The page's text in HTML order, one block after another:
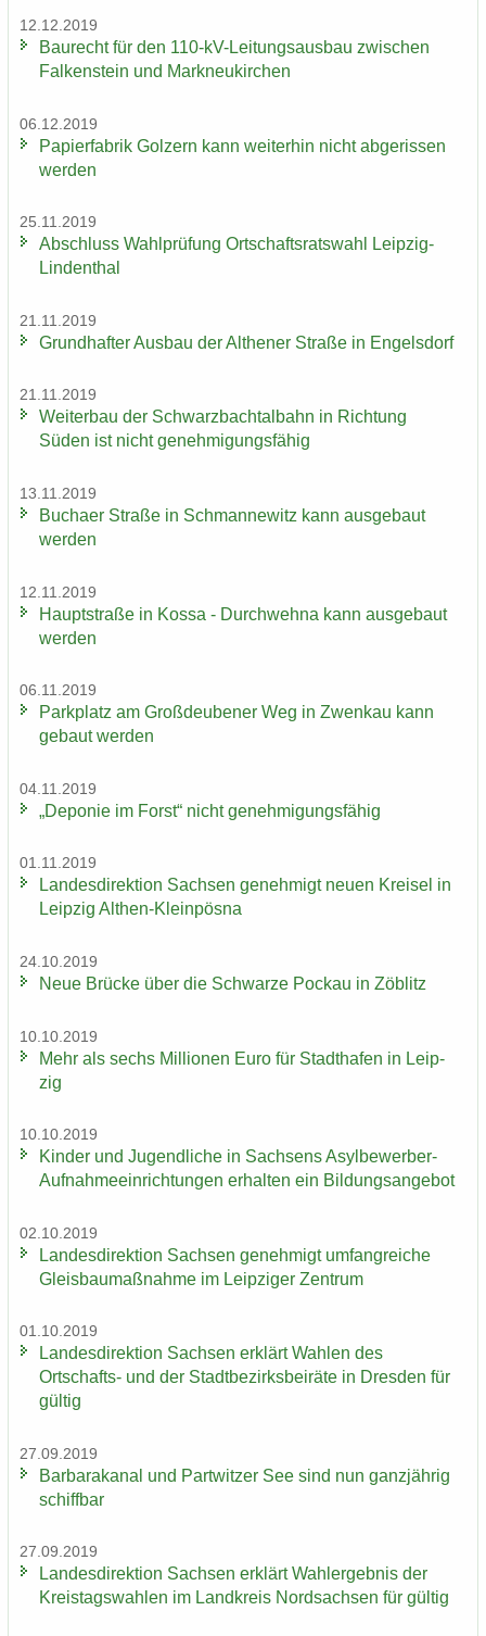
12.12.2019
Bau­recht für den 110-​kV-Leitungsausbau zwi­schen
Fal­ken­stein und Mark­neu­kir­chen
06.12.2019
Pa­pier­fa­brik Golz­ern kann wei­ter­hin nicht ab­ge­ris­sen
wer­den
25.11.2019
Ab­schluss Wahl­prü­fung Ort­schafts­rats­wahl Leipzig-​
Lindenthal
21.11.2019
Grund­haf­ter Aus­bau der Alt­he­ner Stra­ße in En­gels­dorf
21.11.2019
Wei­ter­bau der Schwarz­bach­tal­bahn in Rich­tung
Süden ist nicht ge­neh­mi­gungs­fä­hig
13.11.2019
Bu­ch­a­er Stra­ße in Sch­man­ne­witz kann aus­ge­baut
wer­den
12.11.2019
Haupt­stra­ße in Kossa - Durch­weh­na kann aus­ge­baut
wer­den
06.11.2019
Park­platz am Groß­deu­be­ner Weg in Zwenkau kann
ge­baut wer­den
04.11.2019
„De­po­nie im Forst“ nicht ge­neh­mi­gungs­fä­hig
01.11.2019
Lan­des­di­rek­ti­on Sach­sen ge­neh­migt neuen Krei­sel in
Leip­zig Althen-​Kleinpösna
24.10.2019
Neue Brü­cke über die Schwar­ze Po­ckau in Zö­blitz
10.10.2019
Mehr als sechs Mil­lio­nen Euro für Stadt­ha­fen in Leip­
zig
10.10.2019
Kin­der und Ju­gend­li­che in Sach­sens Asylbewerber-​
Aufnahmeeinrichtungen er­hal­ten ein Bil­dungs­an­ge­bot
02.10.2019
Lan­des­di­rek­ti­on Sach­sen ge­neh­migt um­fang­rei­che
Gleis­bau­maß­nah­me im Leip­zi­ger Zen­trum
01.10.2019
Lan­des­di­rek­ti­on Sach­sen er­klärt Wah­len des
Ortschafts-​ und der Stadt­be­zirks­bei­rä­te in Dres­den für
gül­tig
27.09.2019
Bar­ba­ra­ka­nal und Part­wit­zer See sind nun ganz­jäh­rig
schiff­bar
27.09.2019
Lan­des­di­rek­ti­on Sach­sen er­klärt Wahl­er­geb­nis der
Kreis­tags­wah­len im Land­kreis Nord­sach­sen für gül­tig